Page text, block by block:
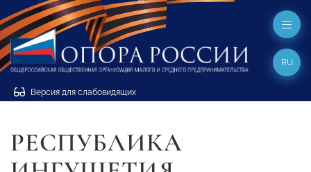
Версия для слабовидящих
RU
РЕСПУБЛИКА